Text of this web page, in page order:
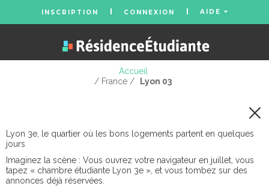
INSCRIPTION CONNEXION AIDE
Accueil
/ France /
Lyon 03
Lyon 3e, le quartier où les bons logements partent en quelques
jours
Imaginez la scène : Vous ouvrez votre navigateur en juillet, vous
tapez « chambre étudiante Lyon 3e », et vous tombez sur des
annonces déjà réservées.